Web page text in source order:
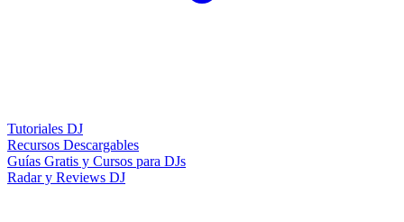
Tutoriales DJ
Recursos Descargables
Guías Gratis y Cursos para DJs
Radar y Reviews DJ